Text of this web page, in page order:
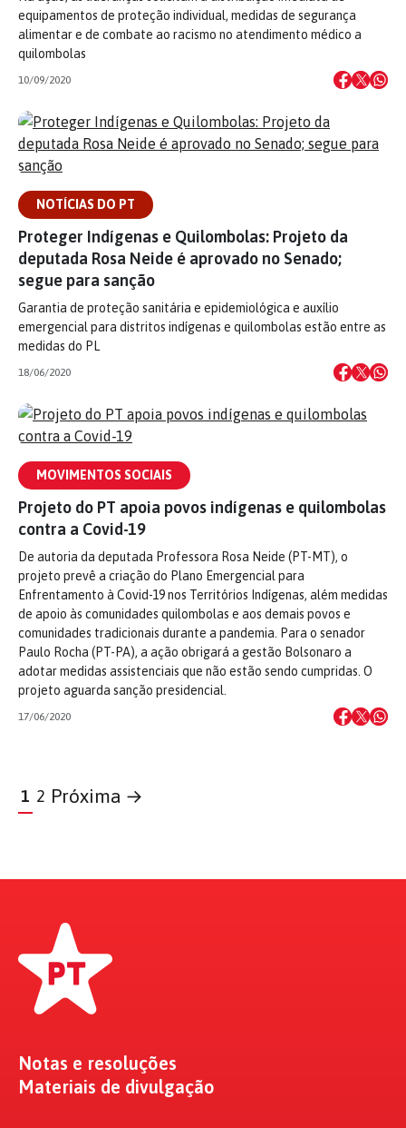
equipamentos de proteção individual, medidas de segurança
alimentar e de combate ao racismo no atendimento médico a
quilombolas
10/09/2020
NOTÍCIAS DO PT
Proteger Indígenas e Quilombolas: Projeto da
deputada Rosa Neide é aprovado no Senado;
segue para sanção
Garantia de proteção sanitária e epidemiológica e auxílio
emergencial para distritos indígenas e quilombolas estão entre as
medidas do PL
18/06/2020
MOVIMENTOS SOCIAIS
Projeto do PT apoia povos indígenas e quilombolas
contra a Covid-19
De autoria da deputada Professora Rosa Neide (PT-MT), o
projeto prevê a criação do Plano Emergencial para
Enfrentamento à Covid-19 nos Territórios Indígenas, além medidas
de apoio às comunidades quilombolas e aos demais povos e
comunidades tradicionais durante a pandemia. Para o senador
Paulo Rocha (PT-PA), a ação obrigará a gestão Bolsonaro a
adotar medidas assistenciais que não estão sendo cumpridas. O
projeto aguarda sanção presidencial.
17/06/2020
1 2 Próxima →
Notas e resoluções
Materiais de divulgação